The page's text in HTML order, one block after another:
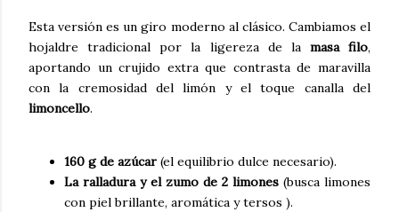
Esta versión es un giro moderno al clásico. Cambiamos el
hojaldre tradicional por la ligereza de la masa filo,
aportando un crujido extra que contrasta de maravilla
con la cremosidad del limón y el toque canalla del
limoncello.
160 g de azúcar (el equilibrio dulce necesario).
La ralladura y el zumo de 2 limones (busca limones
con piel brillante, aromática y tersos ).